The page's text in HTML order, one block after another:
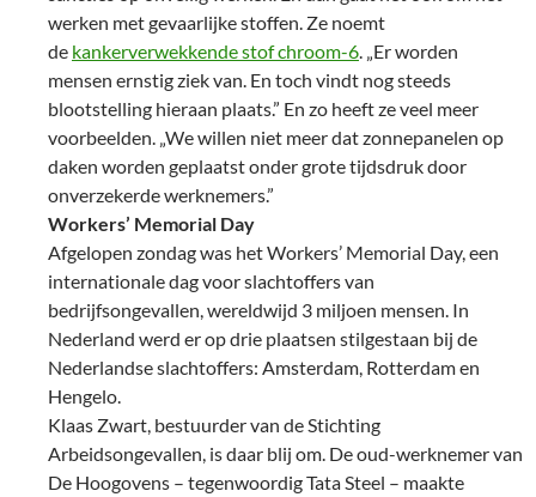
werken met gevaarlijke stoffen. Ze noemt
de kankerverwekkende stof chroom-6. „Er worden
mensen ernstig ziek van. En toch vindt nog steeds
blootstelling hieraan plaats.” En zo heeft ze veel meer
voorbeelden. „We willen niet meer dat zonnepanelen op
daken worden geplaatst onder grote tijdsdruk door
onverzekerde werknemers.”
Workers’ Memorial Day
Afgelopen zondag was het Workers’ Memorial Day, een
internationale dag voor slachtoffers van
bedrijfsongevallen, wereldwijd 3 miljoen mensen. In
Nederland werd er op drie plaatsen stilgestaan bij de
Nederlandse slachtoffers: Amsterdam, Rotterdam en
Hengelo.
Klaas Zwart, bestuurder van de Stichting
Arbeidsongevallen, is daar blij om. De oud-werknemer van
De Hoogovens – tegenwoordig Tata Steel – maakte